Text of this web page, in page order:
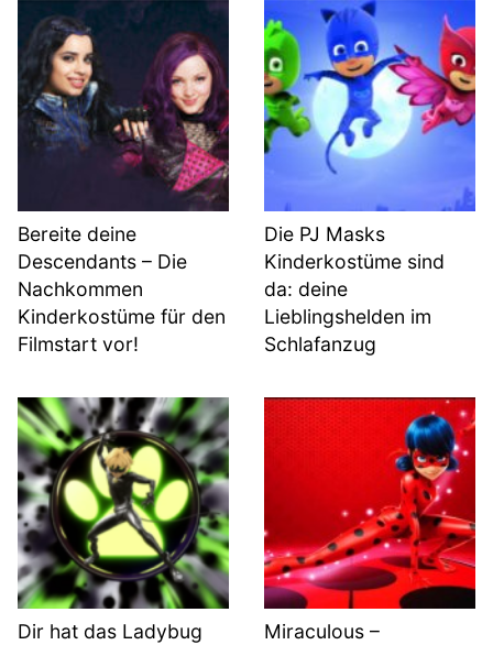
Bereite deine
Descendants – Die
Nachkommen
Kinderkostüme für den
Filmstart vor!
Die PJ Masks
Kinderkostüme sind
da: deine
Lieblingshelden im
Schlafanzug
Dir hat das Ladybug
Miraculous –